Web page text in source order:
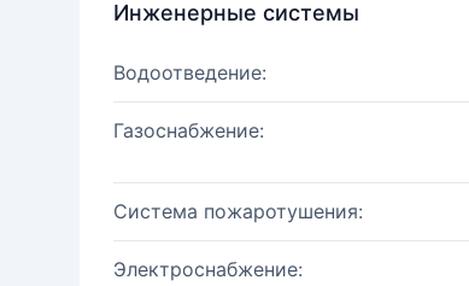
Инженерные системы
Водоотведение:
Газоснабжение:
Система пожаротушения:
Электроснабжение: